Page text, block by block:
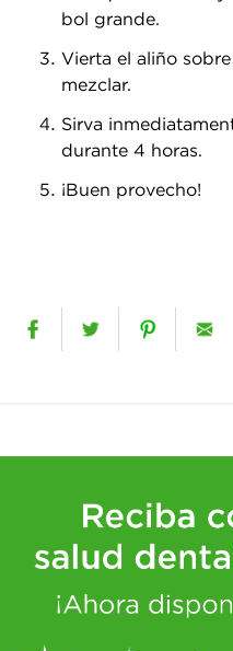
bol grande.
Vierta el aliño
mezclar.
Sirva
durante 4 horas.
¡Buen provecho!